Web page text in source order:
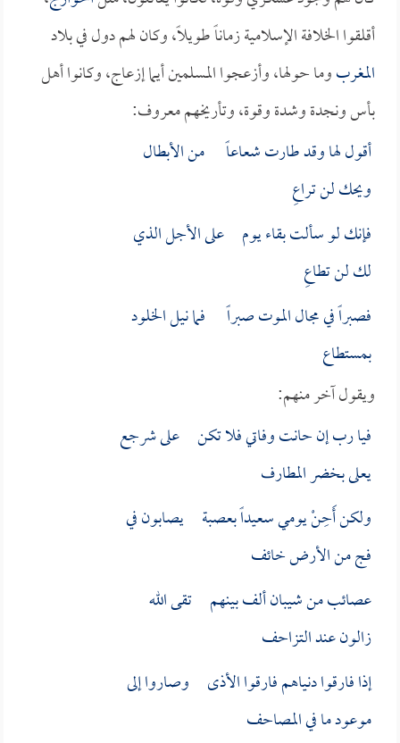
أقلقوا الخلافة الإسلامية زماناً طويلاً، وكان لهم دول في بلاد
المغربوما حولها، وأزعجوا المسلمين أيما إزعاج، وكانوا أهل
بأس ونجدة وشدة وقوة، وتأريخهم معروف:
أقول لها وقد طارت شعاعاً من الأبطال
ويحك لن تراعِ
فإنك لو سألت بقاء يوم على الأجل الذي
لك لن تطاعِ
فصبراً في مجال الموت صبراً فما نيل الخلود
بمستطاع
ويقول آخر منهم:
فيا رب إن حانت وفاتي فلا تكن على شرجع
يعلى بخضر المطارف
ولكن أَحِنْ يومي سعيداً بعصبة يصابون في
فج من الأرض خائف
عصائب من شيبان ألف بينهم تقى الله
زالون عند التزاحف
إذا فارقوا دنياهم فارقوا الأذى وصاروا إلى
موعود ما في المصاحف